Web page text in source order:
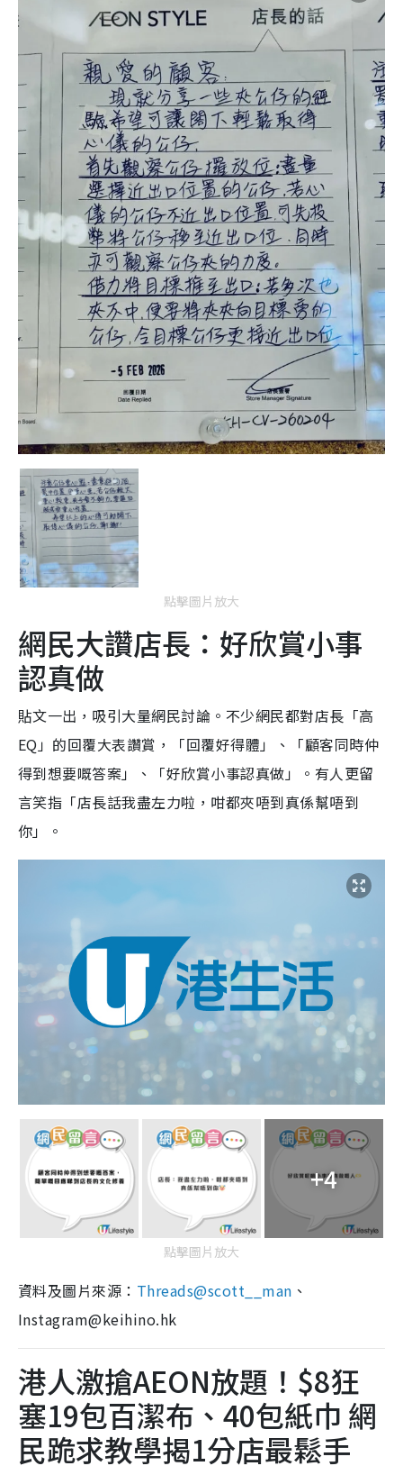
點擊圖片放大
網民大讚店長：好欣賞小事
認真做
貼文一出，吸引大量網民討論。不少網民都對店長「高
EQ」的回覆大表讚賞，「回覆好得體」、「顧客同時仲
得到想要嘅答案」、「好欣賞小事認真做」。有人更留
言笑指「店長話我盡左力啦，咁都夾唔到真係幫唔到
你」。
+4
點擊圖片放大
資料及圖片來源： Threads@scott__man 、
Instagram@keihino.hk
港人激搶AEON放題！$8狂
塞19包百潔布、40包紙巾 網
民跪求教學揭1分店最鬆手